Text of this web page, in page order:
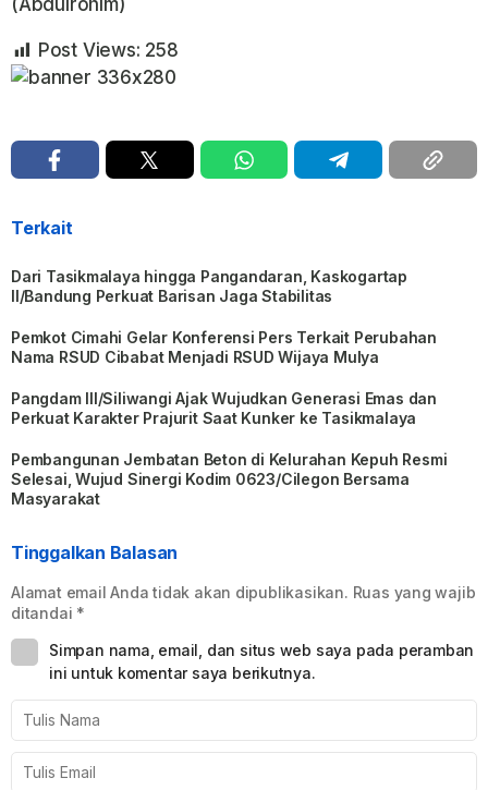
(Abdulrohim)
Post Views: 258
Terkait
Dari Tasikmalaya hingga Pangandaran, Kaskogartap
II/Bandung Perkuat Barisan Jaga Stabilitas
Pemkot Cimahi Gelar Konferensi Pers Terkait Perubahan
Nama RSUD Cibabat Menjadi RSUD Wijaya Mulya
Pangdam III/Siliwangi Ajak Wujudkan Generasi Emas dan
Perkuat Karakter Prajurit Saat Kunker ke Tasikmalaya
Pembangunan Jembatan Beton di Kelurahan Kepuh Resmi
Selesai, Wujud Sinergi Kodim 0623/Cilegon Bersama
Masyarakat
Tinggalkan Balasan
Alamat email Anda tidak akan dipublikasikan. Ruas yang wajib
ditandai *
Simpan nama, email, dan situs web saya pada peramban
ini untuk komentar saya berikutnya.